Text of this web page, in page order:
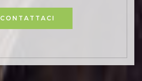
CONTATTACI